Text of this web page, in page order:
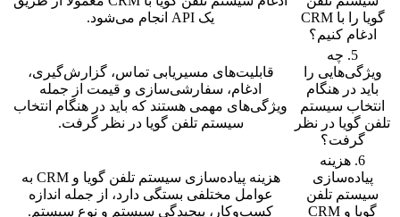
گویا را با CRM
ادغام کنیم؟
یک API انجام می‌شود.
5. چه
ویژگی‌هایی را
باید در هنگام
انتخاب سیستم
تلفن گویا در نظر
گرفت؟
قابلیت‌های مسیریابی تماس، گزارش‌گیری،
ادغام، سفارشی‌سازی و قیمت از جمله
ویژگی‌های مهمی هستند که باید در هنگام انتخاب
سیستم تلفن گویا در نظر گرفت.
6. هزینه
پیاده‌سازی
سیستم تلفن
گویا و CRM
هزینه پیاده‌سازی سیستم تلفن گویا و CRM به
عوامل مختلفی بستگی دارد، از جمله اندازه
کسب‌وکار، پیچیدگی سیستم و نوع سیستم.